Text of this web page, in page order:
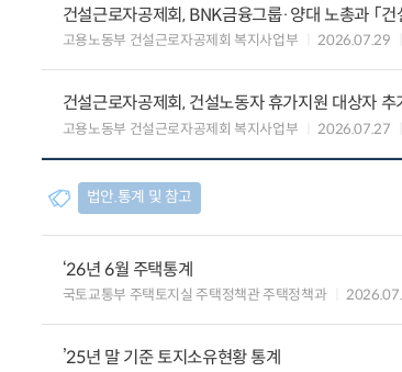
건설근로자공제회, BNK금융그룹·양대 노총과 「
고용노동부 건설근로자공제회 복지사업부 2026.07.29
건설근로자공제회, 건설노동자 휴가지원 대상자 추
고용노동부 건설근로자공제회 복지사업부 2026.07.27
법안.통계 및 참고
‘26년 6월 주택통계
국토교통부 주택토지실 주택정책관 주택정책과
’25년 말 기준 토지소유현황 통계